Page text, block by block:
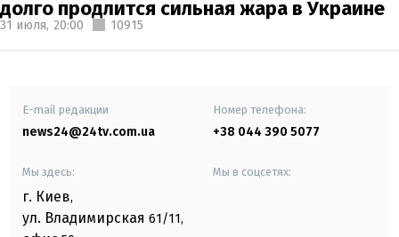
долго продлится сильная жара в Украине
31 июля, 20:00 10915
E-mail редакции
news24@24tv.com.ua
Номер телефона:
+38 044 390 5077
Мы здесь:
г. Киев,
ул. Владимирская 61/11,
Мы в соцсетях: